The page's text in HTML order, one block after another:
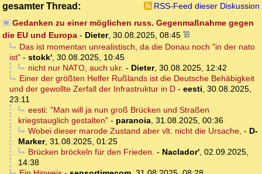
gesamter Thread:
RSS-Feed dieser Diskussion
Gedanken zu einer möglichen russ. Gegenmaßnahme gegen
die EU und Europa - Dieter, 30.08.2025, 08:45
Das ist momentan unrealistisch, da die Donau noch "in der nato
ist" - stokk', 30.08.2025, 10:45
nicht nur NATO, auch ukr. - Dieter, 30.08.2025, 12:42
Einer der größten Helfer Rußlands ist die Deutsche Behäbigkeit
und der gewollte Zerfall der Infrastruktur in D - eesti, 30.08.2025,
23:11
eesti: "Man will ja nun groß Brücken und Straßen
kriegstauglich gestalten" - paranoia, 31.08.2025, 00:36
Wobei dieser marode Zustand aber vlt. nicht die Ursache, - D-
Marker, 31.08.2025, 01:25
Brücken bröckeln für den Frieden. - Naclador', 02.09.2025,
14:38